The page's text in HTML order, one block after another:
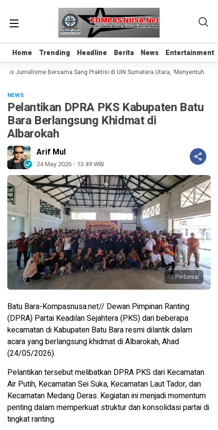
Home Trending Headline Berita News Entertainment
Home Trending Headline Berita News Entertainment
Jurnalisme Bersama Sang Praktisi di UIN Sumatera Utara, ‘Menyentuh Hati
NEWS
Pelantikan DPRA PKS Kabupaten Batu
Bara Berlangsung Khidmat di
Albarokah
Arif Mul
24 May 2026 - 13:49 WIB
Perbesar
Batu Bara-Kompasnusa.net// Dewan Pimpinan Ranting
(DPRA) Partai Keadilan Sejahtera (PKS) dari beberapa
kecamatan di Kabupaten Batu Bara resmi dilantik dalam
acara yang berlangsung khidmat di Albarokah, Ahad
(24/05/2026).
Pelantikan tersebut melibatkan DPRA PKS dari Kecamatan
Air Putih, Kecamatan Sei Suka, Kecamatan Laut Tador, dan
Kecamatan Medang Deras. Kegiatan ini menjadi momentum
penting dalam memperkuat struktur dan konsolidasi partai di
tingkat ranting.